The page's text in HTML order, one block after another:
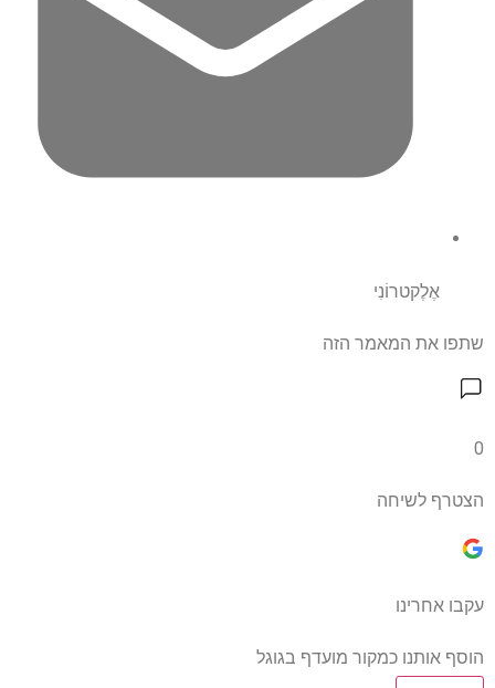
אֶלֶקטרוֹנִי
שתפו את המאמר הזה
0
הצטרף לשיחה
עקבו אחרינו
הוסף אותנו כמקור מועדף בגוגל